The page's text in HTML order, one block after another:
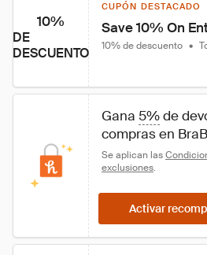
10%
DE
DESCUENTO
CUPÓN DESTACADO
Save 10% On
10% de descuento •
Gana 5% de
compras en
Se aplican las
exclusiones.
Activar